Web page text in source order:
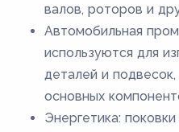
валов, роторов и
Автомобильная
используются для
деталей и
основных
Энергетика: